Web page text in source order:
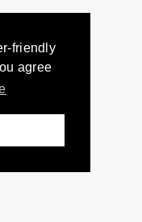
friendly
agree